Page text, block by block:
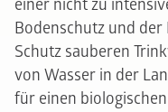
einer nicht zu
Bodenschutz und
Schutz sauberen
von Wasser in der
für einen